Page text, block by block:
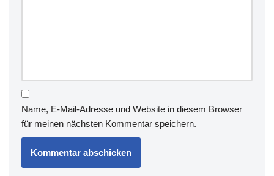
Name, E-Mail-Adresse und Website in diesem Browser
für meinen nächsten Kommentar speichern.